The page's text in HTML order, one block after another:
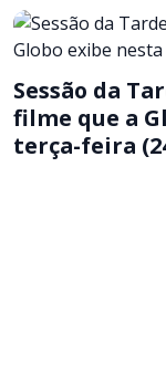
Sessão da
filme que a
terça-feira